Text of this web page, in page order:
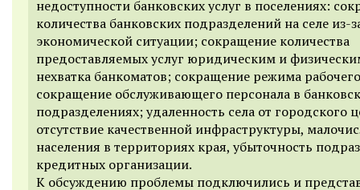
недоступности банковских услуг в поселениях:
количества банковских подразделений на селе из-
экономической ситуации; сокращение количества
предоставляемых услуг юридическим и
нехватка банкоматов; сокращение режима
сокращение обслуживающего персонала в
подразделениях; удаленность села от городского
отсутствие качественной инфраструктуры,
населения в территориях края, убыточность
кредитных организации.
К обсуждению проблемы подключились и